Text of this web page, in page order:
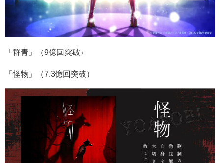
「群青」（9億回突破）
「怪物」（7.3億回突破）